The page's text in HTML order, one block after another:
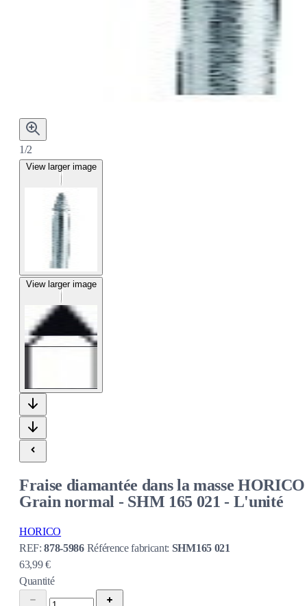
1/2
View larger image
View larger image
Fraise diamantée dans la masse
Grain normal - SHM 165 021 - L'unité
HORICO
REF:878-5986 Référence fabricant: SHM165 021
63,99 €
Quantité